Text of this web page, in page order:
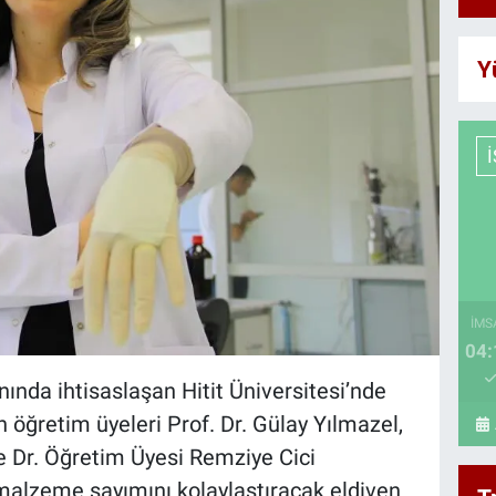
ihtisaslaşan Hitit Üniversitesi’nde
öğretim üyeleri Prof. Dr. Gülay Yılmazel,
Öğretim Üyesi Remziye Cici
sayımını kolaylaştıracak eldiven